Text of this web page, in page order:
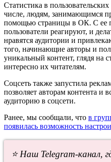
Статистика в
числе, людям, занимающимся
помощью страницы в ОК. С ее
пользователи реагируют, и
нравятся аудитории и
того, начинающие авторы и
уникальный контент, глядя на
интересно их читателям.
Соцсеть также запустила
позволяет авторам контента и
аудиторию в соцсети.
Ранее, мы сообщали, что в
появилась возможность
⭐ Наш Telegram-канал,